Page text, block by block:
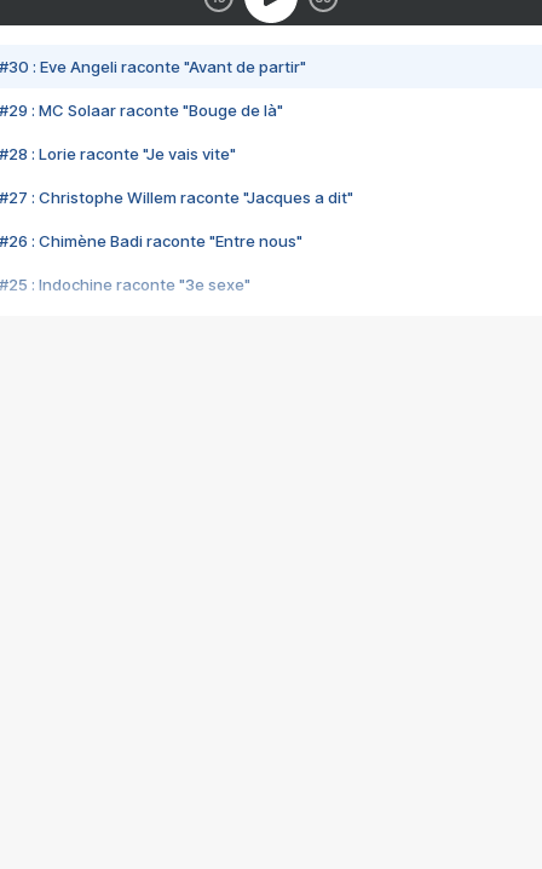
#30 : Eve Angeli raconte "Avant de partir"
#29 : MC Solaar raconte "Bouge de là"
#28 : Lorie raconte "Je vais vite"
#27 : Christophe Willem raconte "Jacques a dit"
#26 : Chimène Badi raconte "Entre nous"
#25 : Indochine raconte "3e sexe"